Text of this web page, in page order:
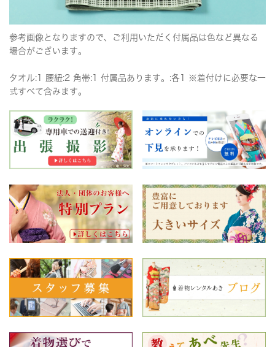
参考画像となりますので、ご利用いただく付属品は色など異なる
場合がございます。
タオル:1 腰紐:2 角帯:1 付属品あります。:各1 ※着付けに必要な一
式すべて含みます。